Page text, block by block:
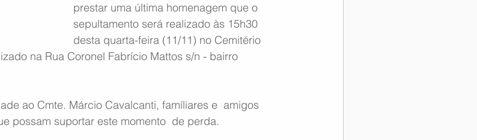
prestar uma última homenagem que o
sepultamento será realizado às 15h30
desta quarta-feira (11/11) no Cemitério
na Rua Coronel Fabrício Mattos s/n - bairro
ao Cmte. Márcio Cavalcanti, famíliares e  amigos
possam suportar este momento  de perda.